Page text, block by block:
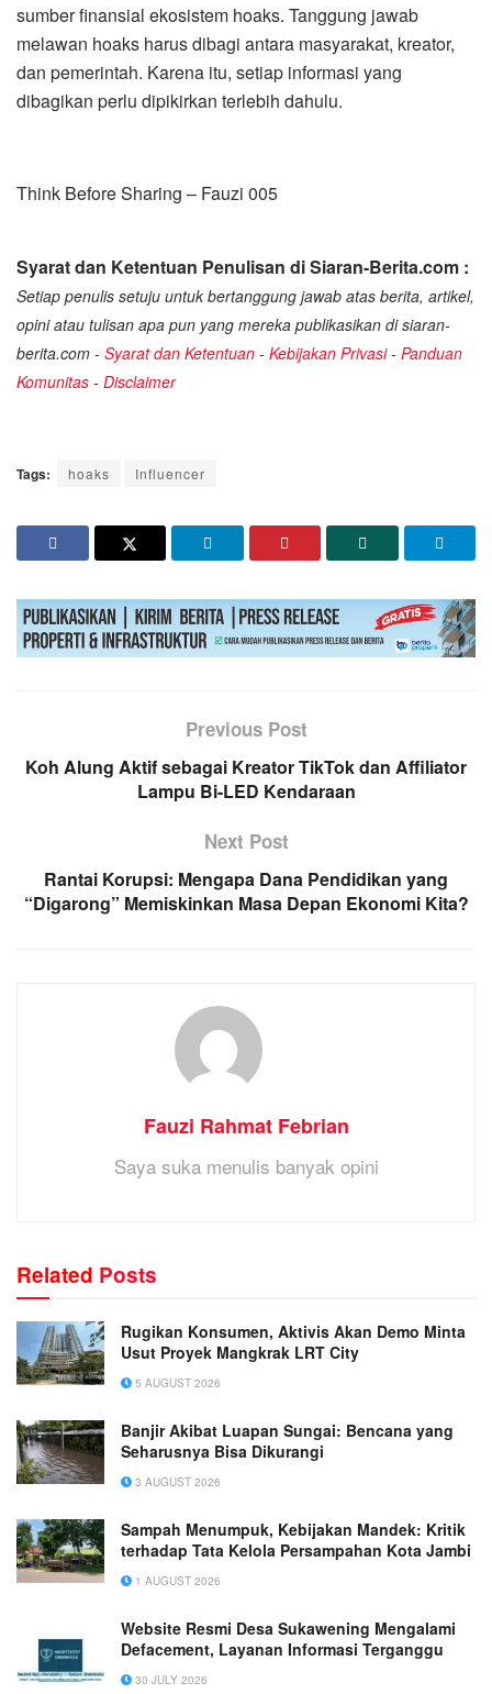
sumber finansial ekosistem hoaks. Tanggung jawab
melawan hoaks harus dibagi antara masyarakat, kreator,
dan pemerintah. Karena itu, setiap informasi yang
dibagikan perlu dipikirkan terlebih dahulu.
Think Before Sharing – Fauzi 005
Syarat dan Ketentuan Penulisan di Siaran-Berita.com :
Setiap penulis setuju untuk bertanggung jawab atas berita, artikel,
opini atau tulisan apa pun yang mereka publikasikan di siaran-
berita.com - Syarat dan Ketentuan - Kebijakan Privasi- Panduan
Komunitas - Disclaimer
Tags: hoaks Influencer
Previous Post
Koh Alung Aktif sebagai Kreator TikTok dan Affiliator
Lampu Bi-LED Kendaraan
Next Post
Rantai Korupsi: Mengapa Dana Pendidikan yang
“Digarong” Memiskinkan Masa Depan Ekonomi Kita?
Fauzi Rahmat Febrian
Saya suka menulis banyak opini
Related Posts
Rugikan Konsumen, Aktivis Akan Demo Minta
Usut Proyek Mangkrak LRT City
5 AUGUST 2026
Banjir Akibat Luapan Sungai: Bencana yang
Seharusnya Bisa Dikurangi
3 AUGUST 2026
Sampah Menumpuk, Kebijakan Mandek: Kritik
terhadap Tata Kelola Persampahan Kota Jambi
1 AUGUST 2026
Website Resmi Desa Sukawening Mengalami
Defacement, Layanan Informasi Terganggu
30 JULY 2026